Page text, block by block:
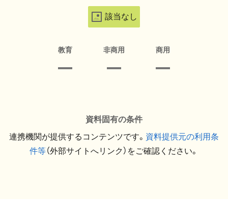
該当なし
教育 非商用 商用
資料固有の条件
連携機関が提供するコンテンツです。 資料提供元の利用条
件等（外部サイトへリンク）をご確認ください。